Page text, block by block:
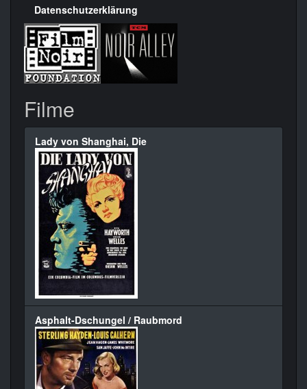
Datenschutzerklärung
Filme
Lady von Shanghai, Die
Asphalt-Dschungel / Raubmord